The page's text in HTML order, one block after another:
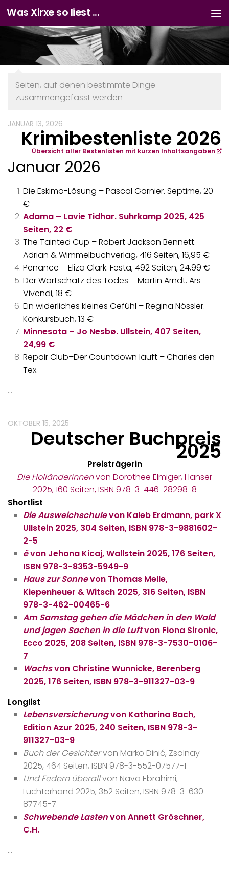
Zum Inhalt springen
Was Xirxe so liest ...
Seiten, auf denen bestimmte Dinge
zusammengefasst werden
JANUAR 13, 2026
Krimibestenliste 2026
Übersicht aller Bestenlisten mit kurzen Inhaltsangaben
Januar 2026
Die Eskimo-Lösung – Pascal Garnier. Septime, 20
€
Adama – Lavie Tidhar. Suhrkamp 2025, 425
Seiten, 22 €
The Tainted Cup – Robert Jackson Bennett.
Adrian & Wimmelbuchverlag, 416 Seiten, 16,95 €
Penance – Eliza Clark. Festa, 492 Seiten, 24,99 €
Der Wortschatz des Todes – Martin Arndt. Ars
Vivendi, 18 €
Ein widerliches kleines Gefühl – Regina Nössler.
Konkursbuch, 13 €
Minnesota – Jo Nesbø. Ullstein, 407 Seiten,
24,99 €
Repair Club–Der Countdown läuft – Charles den
Tex.
…
OKTOBER 15, 2025
Deutscher Buchpreis
2025
Preisträgerin
Die Holländerinnenvon Dorothee Elmiger, Hanser
2025, 160 Seiten, ISBN 978-3-446-28298-8
Shortlist
Die Ausweichschulevon Kaleb Erdmann, park X
Ullstein 2025, 304 Seiten, ISBN 978-3-9881602-
2-5
ëvon Jehona Kicaj, Wallstein 2025, 176 Seiten,
ISBN 978-3-8353-5949-9
Haus zur Sonnevon Thomas Melle,
Kiepenheuer & Witsch 2025, 316 Seiten, ISBN
978-3-462-00465-6
Am Samstag gehen die Mädchen in den Wald
und jagen Sachen in die Luftvon Fiona Sironic,
Ecco 2025, 208 Seiten, ISBN 978-3-7530-0106-
7
Wachsvon Christine Wunnicke, Berenberg
2025, 176 Seiten, ISBN 978-3-911327-03-9
Longlist
Lebensversicherungvon Katharina Bach,
Edition Azur 2025, 240 Seiten, ISBN 978-3-
911327-03-9
Buch der Gesichtervon Marko Dinić, Zsolnay
2025, 464 Seiten, ISBN 978-3-552-07577-1
Und Federn überallvon Nava Ebrahimi,
Luchterhand 2025, 352 Seiten, ISBN 978-3-630-
87745-7
Schwebende Lastenvon Annett Gröschner,
C.H.
…